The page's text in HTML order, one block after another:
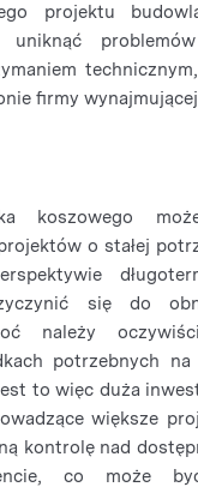
projektu
uniknąć
firmy
koszowego
o stałej
się do
należy
potrzebnych
to więc duża
większe
kontrolę nad
co może